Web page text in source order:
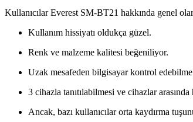
Kullanıcılar Everest SM-BT21 hakkında genel
Kullanım hissiyatı oldukça güzel.
Renk ve malzeme kalitesi beğeniliyor.
Uzak mesafeden bilgisayar kontrol
3 cihazla tanıtılabilmesi ve cihazlar
Ancak, bazı kullanıcılar orta kaydırma